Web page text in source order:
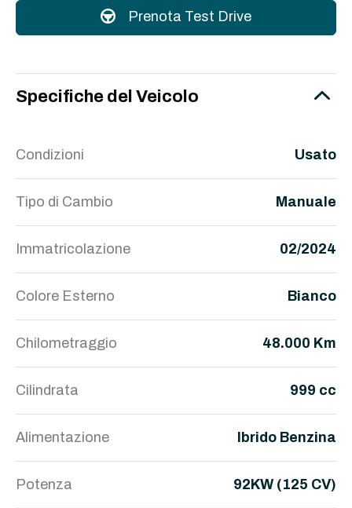
Prenota Test Drive
Specifiche del Veicolo
Condizioni Usato
Tipo di Cambio Manuale
Immatricolazione 02/2024
Colore Esterno Bianco
Chilometraggio 48.000 Km
Cilindrata 999 cc
Alimentazione Ibrido Benzina
Potenza 92KW (125 CV)